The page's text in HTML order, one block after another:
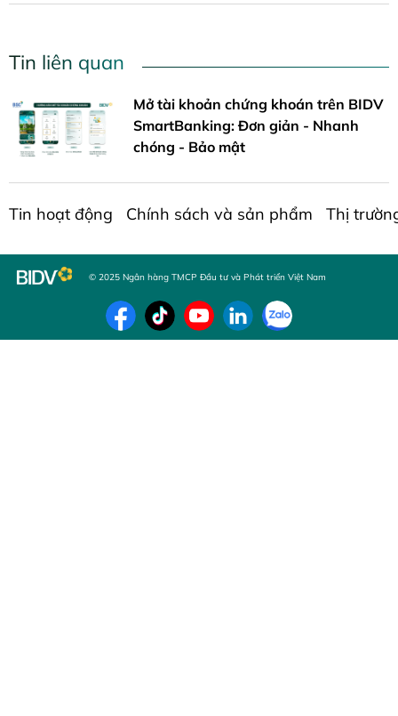
Tin liên quan
Mở tài khoản chứng khoán trên BIDV
SmartBanking: Đơn giản - Nhanh
chóng - Bảo mật
Tin hoạt động Chính sách và sản phẩm Thị
© 2025 Ngân hàng TMCP Đầu tư và Phát triển Việt Nam